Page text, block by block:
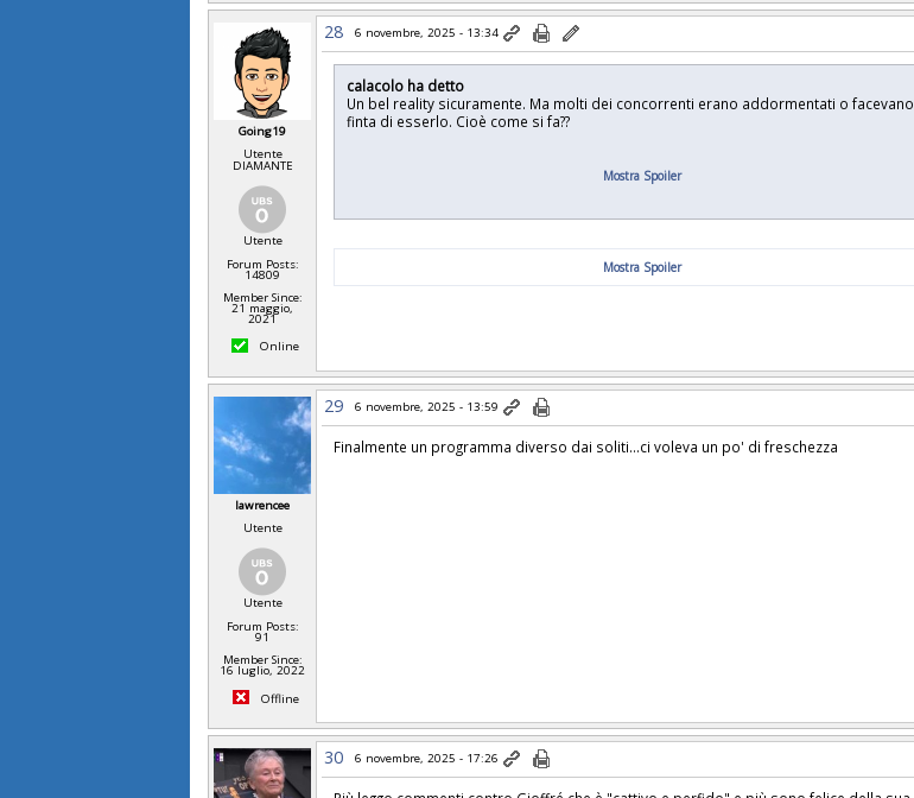
Going19
Utente
DIAMANTE
Utente
Forum Posts:
14809
Member Since:
21 maggio,
2021
Online
28 6 novembre, 2025 - 13:34
calacolo ha detto
Un bel reality sicuramente. Ma molti dei concorrenti erano addormentati o facevano
finta di esserlo. Cioè come si fa??
Mostra Spoiler
Mostra Spoiler
lawrencee
Utente
Utente
Forum Posts:
91
Member Since:
16 luglio, 2022
Offline
29 6 novembre, 2025 - 13:59
Finalmente un programma diverso dai soliti...ci voleva un po' di freschezza
30 6 novembre, 2025 - 17:26